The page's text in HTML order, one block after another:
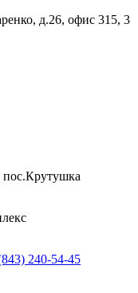
д.26, офис 315, 3
пос.Крутушка
240-54-45